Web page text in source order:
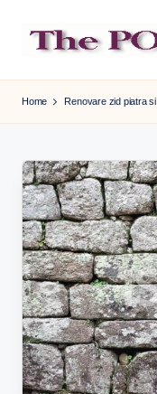
content
Home Renovare zid piatra